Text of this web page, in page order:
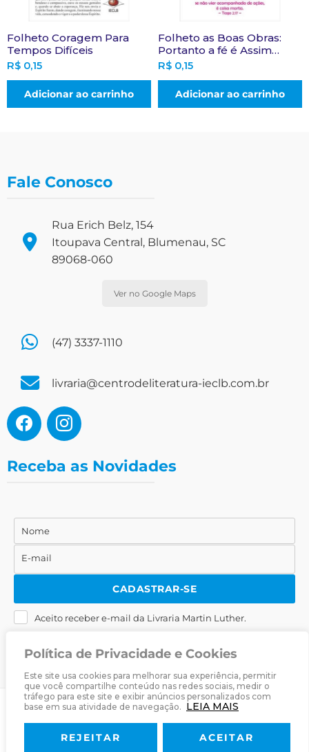
Política de Privacidade e Cookies
Este site usa cookies para melhorar sua experiência, permitir
que você compartilhe conteúdo nas redes sociais, medir o
tráfego para este site e exibir anúncios personalizados com
base em sua atividade de navegação. LEIA MAIS
REJEITAR ACEITAR
Folheto Coragem Para
Tempos Difíceis
R$ 0,15
Adicionar ao carrinho
Folheto as Boas Obras:
Portanto a fé é Assim…
R$ 0,15
Adicionar ao carrinho
Fale Conosco
Rua Erich Belz, 154
Itoupava Central, Blumenau, SC
89068-060
Ver no Google Maps
(47) 3337-1110
livraria@centrodeliteratura-ieclb.com.br
Receba as Novidades
Nome
Nome
E-
mail
E-mail
CADASTRAR-SE
Aceito receber e-mail da Livraria Martin Luther.
Livraria Martin Luther· Desenvolvido porZwei Arts
Livraria Política de Privacidade Termos & Condições